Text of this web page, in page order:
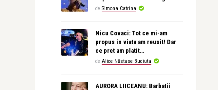
de Simona Catrina
Nicu Covaci: Tot ce mi-am
propus in viata am reusit! Dar
ce pret am platit…
de Alice Năstase Buciuta
AURORA LIICEANU: Barbatii